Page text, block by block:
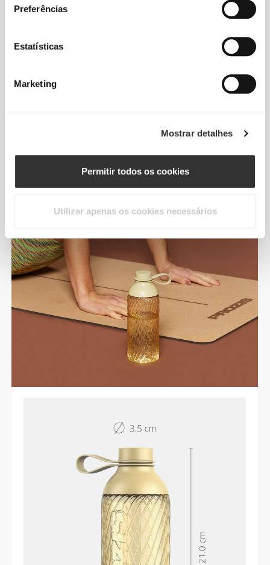
Preferências
Estatísticas
Marketing
Mostrar detalhes
Permitir todos os cookies
Utilizar apenas os cookies necessários
copo padrão, da tua bicicleta ao teu carro.